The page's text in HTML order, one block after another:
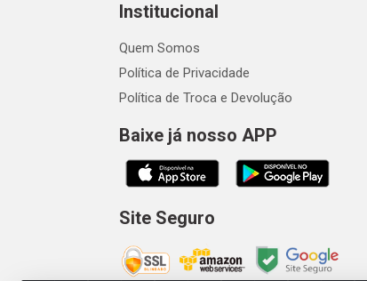
Institucional
Quem Somos
Política de Privacidade
Política de Troca e Devolução
Baixe já nosso APP
Site Seguro